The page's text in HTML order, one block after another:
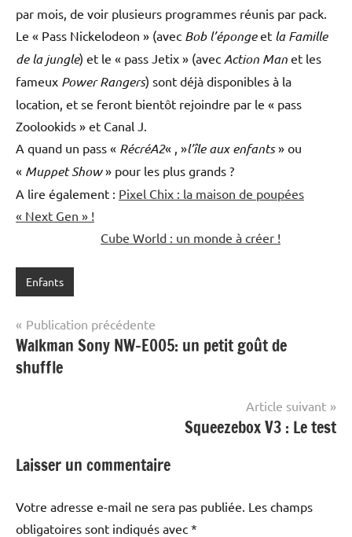
par mois, de voir plusieurs programmes réunis par pack.
Le « Pass Nickelodeon » (avec Bob l’épongeet la Famille
de la jungle) et le « pass Jetix » (avec Action Man et les
fameux Power Rangers) sont déjà disponibles à la
location, et se feront bientôt rejoindre par le « pass
Zoolookids » et Canal J.
A quand un pass « RécréA2« , »l’île aux enfants» ou
« Muppet Show» pour les plus grands ?
A lire également : Pixel Chix : la maison de poupées
« Next Gen » !
Cube World : un monde à créer !
Enfants
Navigation
de
l’article
Publication précédente
Walkman Sony NW-E005: un petit goût de
shuffle
Article suivant
Squeezebox V3 : Le test
Laisser un commentaire
Votre adresse e-mail ne sera pas publiée. Les champs
obligatoires sont indiqués avec *